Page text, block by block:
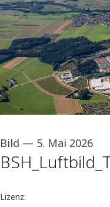
Bild — 5. Mai 2026
go to media item
Lizenz: